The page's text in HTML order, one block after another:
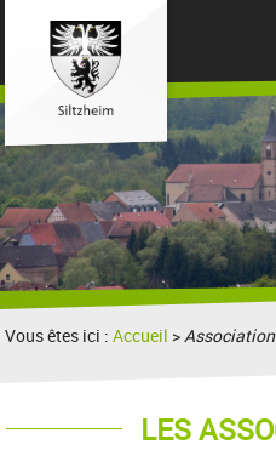
Vous êtes ici :Accueil >
LES